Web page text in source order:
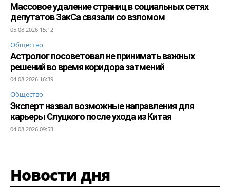
Массовое удаление страниц в социальных сетях
депутатов ЗакСа связали со взломом
05.08.2026 15:12
Общество
Астролог посоветовал не принимать важных
решений во время коридора затмений
04.08.2026 16:39
Общество
Эксперт назвал возможные направления для
карьеры Слуцкого после ухода из Китая
04.08.2026 09:53
Новости дня